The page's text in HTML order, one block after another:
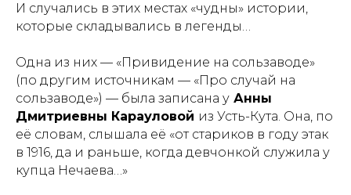
И случались в этих местах «чудны» истории,
которые складывались в легенды…
Одна из них — «Привидение на сользаводе»
(по другим источникам — «Про случай на
сользаводе») — была записана у Анны
Дмитриевны Карауловой из Усть-Кута. Она, по
её словам, слышала её «от стариков в году этак
в 1916, да и раньше, когда девчонкой служила у
купца Нечаева…»